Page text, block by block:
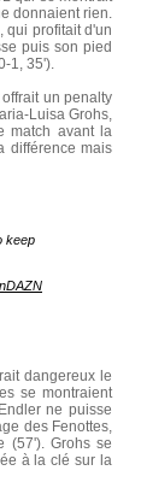
donnaient rien.
qui profitait d'un
puis son pied
1, 35').
un penalty
Luisa Grohs,
match avant la
différence mais
keep
dangereux le
se montraient
ne puisse
des Fenottes,
(57'). Grohs se
à la clé sur la